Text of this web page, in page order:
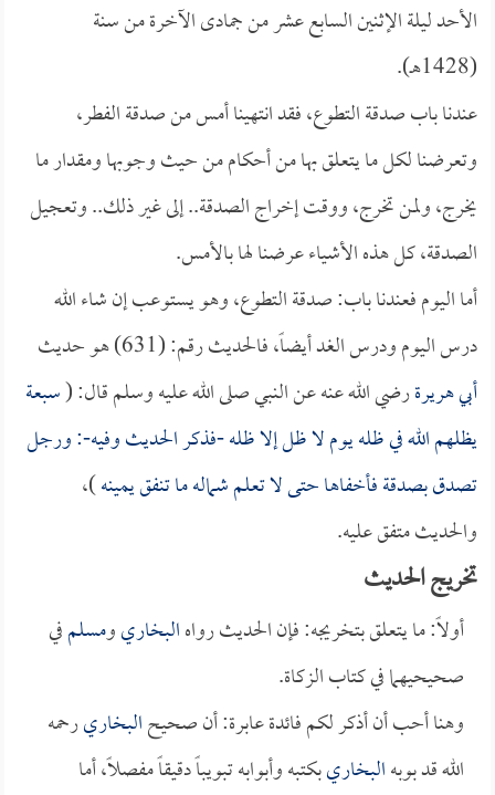
الأحد ليلة الإثنين السابع عشر من جمادى الآخرة من سنة
(1428هـ).
عندنا باب صدقة التطوع، فقد انتهينا أمس من صدقة الفطر،
وتعرضنا لكل ما يتعلق بها من أحكام من حيث وجوبها ومقدار ما
يخرج، ولمن تخرج، ووقت إخراج الصدقة.. إلى غير ذلك.. وتعجيل
الصدقة، كل هذه الأشياء عرضنا لها بالأمس.
أما اليوم فعندنا باب: صدقة التطوع، وهو يستوعب إن شاء الله
درس اليوم ودرس الغد أيضاً، فالحديث رقم: (631) هو حديث
أبي هريرةرضي الله عنه عن النبي صلى الله عليه وسلم قال: (سبعة
يظلهم الله في ظله يوم لا ظل إلا ظله -فذكر الحديث وفيه-: ورجل
تصدق بصدقة فأخفاها حتى لا تعلم شماله ما تنفق يمينه)،
والحديث متفق عليه.
تخريج الحديث
أولاً: ما يتعلق بتخريجه: فإن الحديث رواهالبخاريومسلمفي
صحيحيهما في كتاب الزكاة.
وهنا أحب أن أذكر لكم فائدة عابرة: أن صحيحالبخاريرحمه
الله قد بوبهالبخاريبكتبه وأبوابه تبويباً دقيقاً مفصلاً، أما